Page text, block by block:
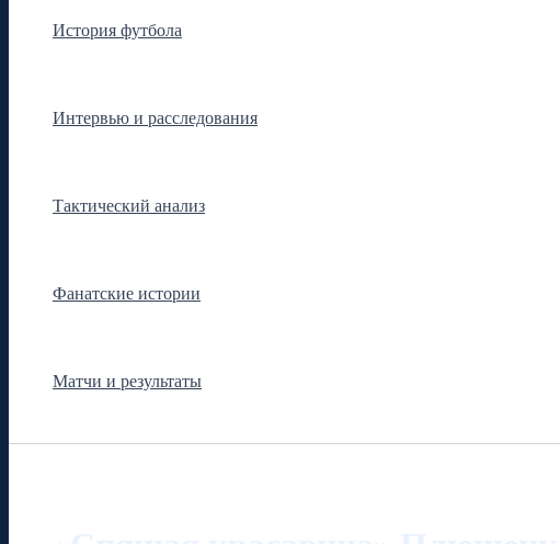
История футбола
Интервью и расследования
Тактический анализ
Фанатские истории
Матчи и результаты